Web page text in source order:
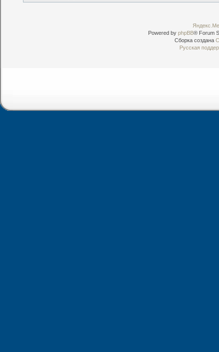
Powered by phpBB® Forum
Сборка создана
Русская